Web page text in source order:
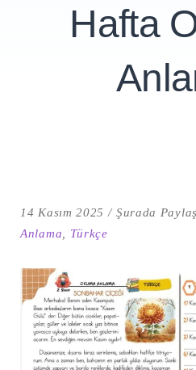
Hafta
14 Kasım 2025 Şurada
Anlama
Türkçe